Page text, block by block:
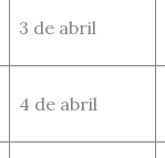
3 de abril
4 de abril